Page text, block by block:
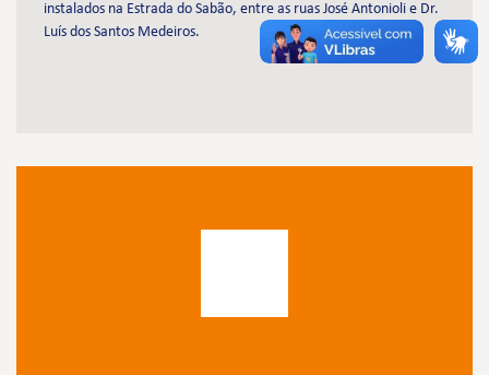
instalados na Estrada do Sabão, entre as ruas José Antonioli e Dr.
Luís dos Santos Medeiros.